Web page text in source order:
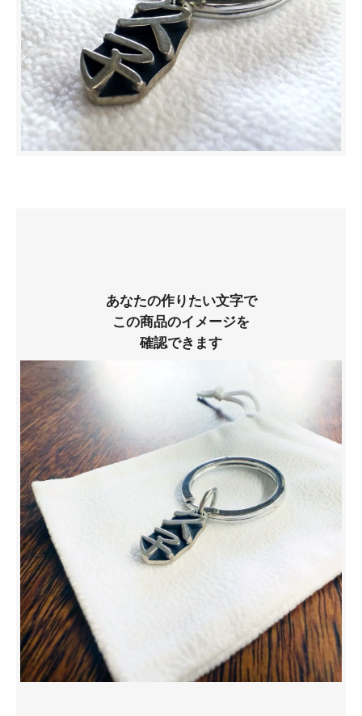
あなたの作りたい文字で
この商品のイメージを
確認できます